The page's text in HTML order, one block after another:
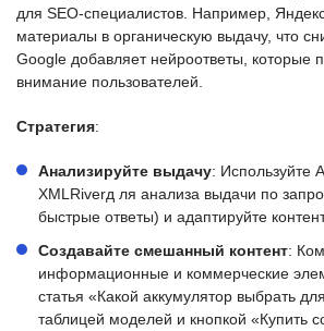
для SEO-специалистов. Например,
материалы в органическую выдачу, что
Google добавляет нейроответы, которые
внимание пользователей.
Стратегия:
Анализируйте выдачу: Используйте
XMLRiverд ля анализа выдачи по
быстрые ответы) и адаптируйте
Создавайте смешанный контент:
информационные и коммерческие
статья «Какой аккумулятор выбрать
таблицей моделей и кнопкой «Купить